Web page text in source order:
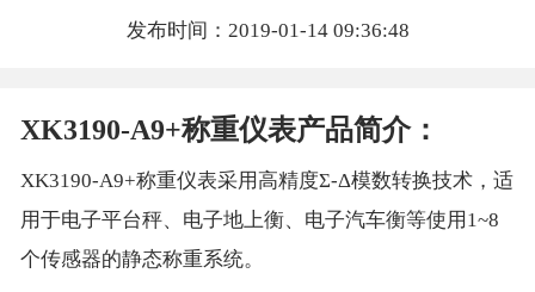
发布时间：2019-01-14 09:36:48
XK3190-A9+称重仪表产品简介：
XK3190-A9+称重仪表采用高精度Σ-Δ模数转换技术，适
用于电子平台秤、电子地上衡、电子汽车衡等使用1~8
个传感器的静态称重系统。